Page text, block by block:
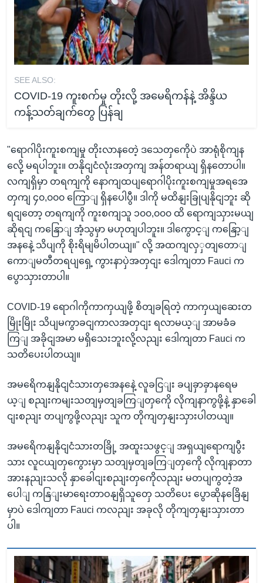
SEE ALSO:
COVID-19 ကူးစက်မှု တိုးလို့ အမေရိကန်နဲ့ အိန္ဒိယ
ကန့်သတ်ချက်တွေ ပြန်ချ
"ရောဂါပိုးကူးစကျမှု တိုးလာနတေဲ့ ဒသေတှကေိုပဲ အာရုံစိုကျန
လေို့ မရပါဘူး။ တနိုငျငံလုံးအတှကျ အန်တရာယျ ရှိနတောပါ။
လကျရှိမှာ တရကျကို နောကျထပျရောဂါပိုးကူးစကျမှုအရအေ
တှကျ ၄၀,၀၀၀ ကြောျ ရှိနပေါပွီ။ ဒါကို မထိနျးခြုပျနိုငျဘူး ဆို
ရငျတော့ တရကျကို ကူးစကျသူ ၁၀၀,၀၀၀ ထိ ရောကျသှားမယျ
ဆိုရငျ ကနြောျ အံ့သွမှာ မဟုတျပါဘူး။ ဒါကွောင့ျ ကနြော့ျ
အနနေဲ့ သိပျကို စိုးရိမျမိပါတယျ။" လို့ အထကျလှှတျတောျ
ကောျမတီတရပျရှေ့ ကွားနာပှဲအတှငျး ဒေါကျတာ Fauci က
ပွောသှားတာပါ။
COVID-19 ရောဂါကိုကာကှယျဖို့ စိတျခရြတဲ့ ကာကှယျဆေးတ
မြိုးမြိုး သိပျမကွာခငျကာလအတှငျး ရလာမယ့ျ အာမခံခ
ကြျ အခိုငျအမာ မရှိသေးဘူးလို့လညျး ဒေါကျတာ Fauci က
သတိပေးပါတယျ။
အမရေိကနျနိုငျငံသားတှအေနနေဲ့ လူခငြျး ခပျခှာခှာနရေမ
ယ့ျ စညျးကမျးသတျမှတျခကြျတှကေို လိုကျနာကွဖို့နဲ့ နှာခေါ
ငျးစညျး တပျကွဖို့လညျး သူက တိုကျတှနျးသှားပါတယျ။
အမရေိကနျနိုငျငံသားတခြို့ အထူးသဖွင့ျ အရှယျရောကျပွီး
သား လူငယျတှကွေားမှာ သတျမှတျခကြျတှကေို လိုကျနာတာ
အားနညျးသလို နှာခေါငျးစညျးတှကေိုလညျး မတပျကွတဲ့အ
ပေါျ ကနြျးမာရေးတာဝနျရှိသူတှေ သတိပေး ပွောဆိုနခြေိနျ
မှာပဲ ဒေါကျတာ Fauci ကလညျး အခုလို တိုကျတှနျးသှားတာ
ပါ။